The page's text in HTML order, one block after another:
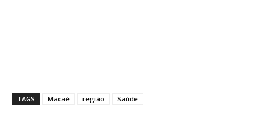
TAGS Macaé região Saúde